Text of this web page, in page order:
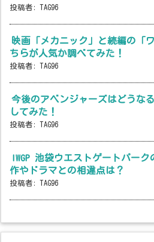
投稿者: TAG96
映画「メカニック」と続編の「
ちらが人気か調べてみた！
投稿者: TAG96
今後のアベンジャーズはどうな
してみた！
投稿者: TAG96
IWGP 池袋ウエストゲートパー
作やドラマとの相違点は？
投稿者: TAG96